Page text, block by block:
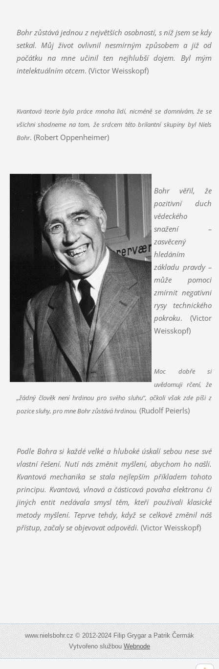
Bohr zůstává jednou z největších osobností, s níž jsem se kdy
setkal. Můj život ovlivnil nesmírným způsobem a již od
počátku na mne učinil ten nejhlubší dojem. Byl mým
intelektuálním otcem. (Victor Weisskopf)
Kvantová teorie byla práce mnoha lidí, nicméně se domnívám, že se
všichni shodneme na tom, že srdcem této brilantní skupiny byl Niels
Bohr. (Robert Oppenheimer)
Bohr věřil, že
pozitivní duch
vědeckého
snažení –
zasvěcený
hledáním
základu pravdy –
může pomoci
zmírnit negativní
rysy technického
pokroku. (Victor
Weisskopf)
Moc dobře si
uvědomuji rčení, že
„žádný člověk není hrdinou pro svého sluhu“, ačkoli však zde píši z
pozice sluhy, pro mne Bohr zůstává hrdinou. (Rudolf Peierls)
Podle Bohra si každé velké a hluboké úskalí sebou nese své
vlastní řešení. Nutí nás změnit myšlení, abychom ho našli.
Kvantová mechanika se stala nejlepším příkladem tohoto
principu. Kvantová, vlnová a částicová povaha elektronu či
jiných entit nedávala smysl těm, kteří používali klasické
metody myšlení. Teprve tehdy, když se celkově změnil náš
přístup, začaly se objevovat odpovědi. (Victor Weisskopf)
www.nielsbohr.cz © 2012-2024 Filip Grygar a Patrik Čermák
Vytvořeno službouWebnode